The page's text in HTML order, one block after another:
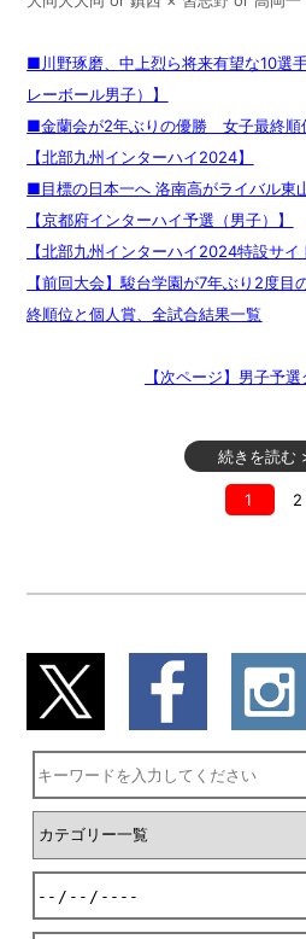
■川野琢磨、中上烈ら将来有望な10選
レーボール男子）】
■金蘭会が2年ぶりの優勝 女子最終順
【北部九州インターハイ2024】
■目標の日本一へ 洛南高がライバル東
【京都府インターハイ予選（男子）】
【北部九州インターハイ2024特設サイ
【前回大会】駿台学園が7年ぶり2度
終順位と個人賞、全試合結果一覧
【次ページ】男子予
続きを読む
1 2